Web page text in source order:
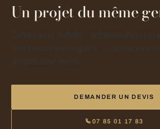
Un projet du même
DEMANDER UN DEVIS
07 85 01 17 83